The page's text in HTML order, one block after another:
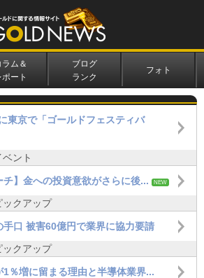
ラム＆
ポート
ブログ
ランク
フォト
東京で「ゴールドフェスティバ
ベント
チ】金への投資意欲がさらに後... NEW
ックアップ
口 被害60億円で業界に協力要請
ックアップ
％増に留まる理由と半導体業界...